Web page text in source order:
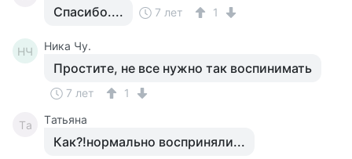
Спасибо.... 7 лет 1
НЧ Ника Чу.
Простите, не все нужно так воспинимать
7 лет 1
Tа Tатьяна
Как?!нормально восприняли...